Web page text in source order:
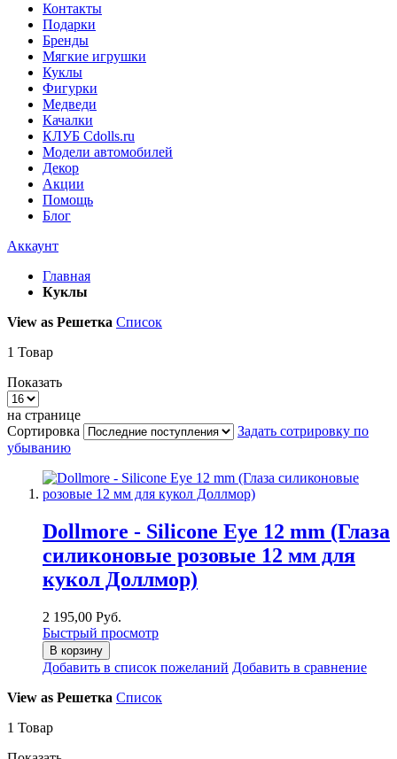
Контакты
Подарки
Бренды
Мягкие игрушки
Куклы
Фигурки
Медведи
Качалки
КЛУБ Cdolls.ru
Модели автомобилей
Декор
Акции
Помощь
Блог
Аккаунт
Главная
Куклы
View as Решетка Список
1 Товар
Показать
на странице
Сортировка
Задать сотрировку по
убыванию
Dollmore - Silicone Eye 12 mm (Глаза
силиконовые розовые 12 мм для
кукол Доллмор)
2 195,00 Руб.
Быстрый просмотр
В корзину
Добавить в список пожеланий Добавить в сравнение
View as Решетка Список
1 Товар